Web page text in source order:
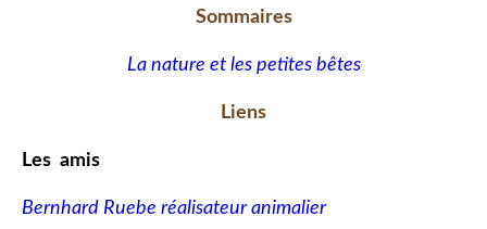
Sommaires
La nature et les petites bêtes
Liens
Les amis
Bernhard Ruebe réalisateur animalier